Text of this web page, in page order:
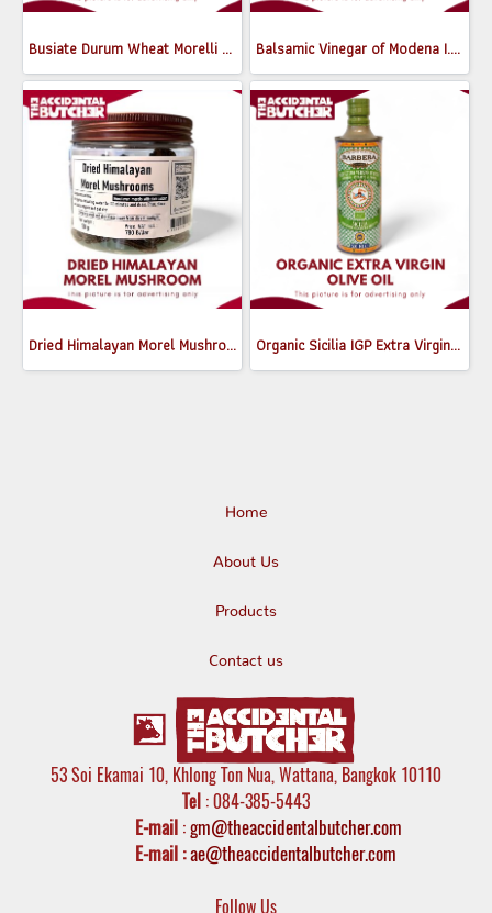
Busiate Durum Wheat Morelli 500g Balsamic Vinegar of Modena I.G.P. Nero I Solai ขนาด250ml
Dried Himalayan Morel Mushrooms 50g Organic Sicilia IGP Extra Virgin Olive Oil 500ml
Home
About Us
Products
Contact us
53 Soi Ekamai 10, Khlong Ton Nua, Wattana, Bangkok 10110
Tel : 084-385-5443
E-mail:gm@theaccidentalbutcher.com
E-mail :ae@theaccidentalbutcher.com
Follow Us